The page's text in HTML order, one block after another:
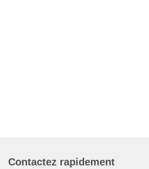
Contactez rapidement